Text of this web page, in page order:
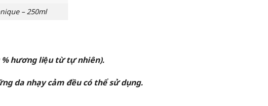
– 250ml
hương liệu từ tự nhiên).
da nhạy cảm đều có thể sử dụng.